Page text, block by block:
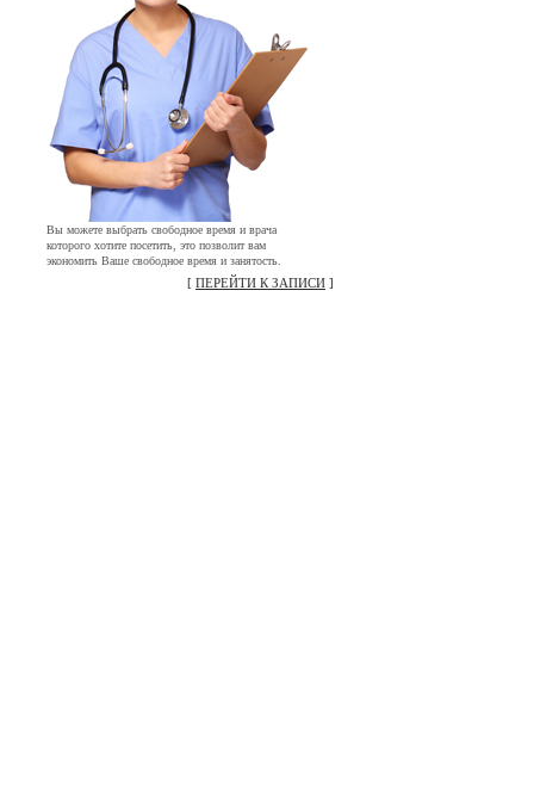
Вы можете выбрать свободное время и врача
которого хотите посетить, это позволит вам
экономить Ваше свободное время и занятость.
[ ПЕРЕЙТИ К ЗАПИСИ ]